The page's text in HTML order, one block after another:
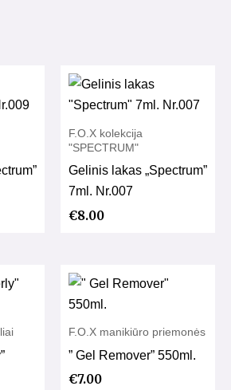
F.O.X kolekcija
"SPECTRUM"
Gelinis lakas „Spectrum”
7ml. Nr.007
€8.00
F.O.X manikiūro priemonės
” Gel Remover” 550ml.
€7.00